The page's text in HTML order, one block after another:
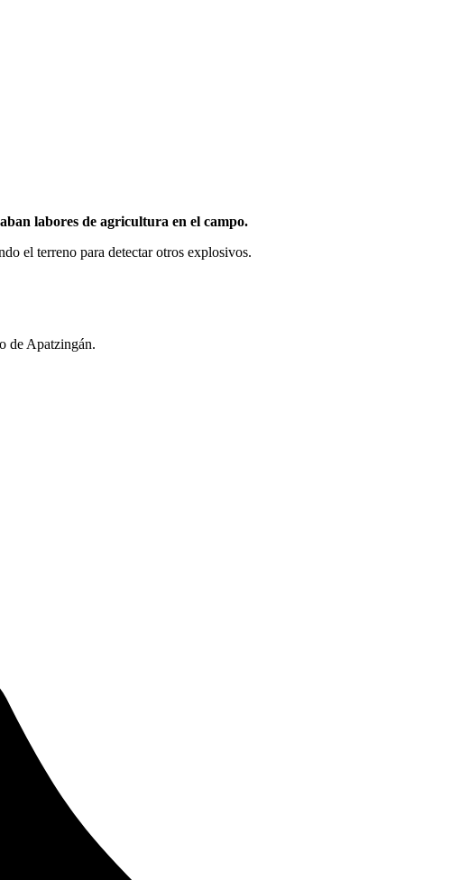
labores de agricultura en el campo.
el terreno para detectar otros explosivos.
de Apatzingán.